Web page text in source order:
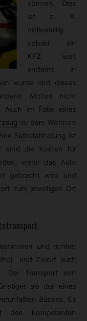
können. Dies
ist z. B.
notwendig,
sobald ein
KFZ
weit
entfernt in
wurde und dieses
Motive nicht
Auch im Falle eines
zu dem Wohnort
Selbstabholung ist
sind die Kosten für
wenn das Auto
gebracht wird und
zum jeweiligen Ort
und richten
und Zielort auch
Der Transport von
als der eines
Busses. Es
kompetenten